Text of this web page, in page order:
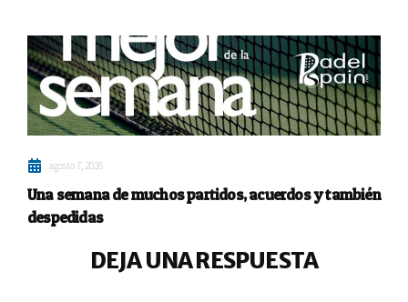
agosto 7, 2026
Una semana de muchos partidos, acuerdos y también
despedidas
DEJA UNA RESPUESTA